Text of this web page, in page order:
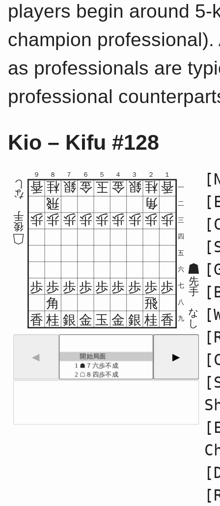
players begin around
champion
as professionals are
professional
Kio – Kifu #128
９
一
８
二
７
三
６
四
５
五
４
六
３
七
２
八
１
九
香 桂 銀 金 玉 金 銀 桂 香
飛
角
歩 歩 歩 歩 歩 歩 歩 歩 歩
歩 歩 歩 歩 歩 歩 歩 歩 歩
角
飛
香 桂 銀 金 玉 金 銀 桂 香 し
な
手
先
し
な
手
後
◀
開始局面
1 ☗７六歩不成
2☖８四歩不成
3☗６八銀不成
▶